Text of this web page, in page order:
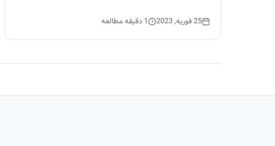
25 فوریه, 2023 1 دقیقه مطالعه